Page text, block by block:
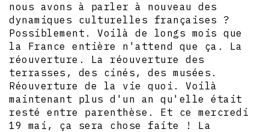
nous avons à parler à nouveau des
dynamiques culturelles françaises ?
Possiblement. Voilà de longs mois que
la France entière n'attend que ça. La
réouverture. La réouverture des
terrasses, des cinés, des musées.
Réouverture de la vie quoi. Voilà
maintenant plus d'un an qu'elle était
resté entre parenthèse. Et ce mercredi
19 mai, ça sera chose faite ! La